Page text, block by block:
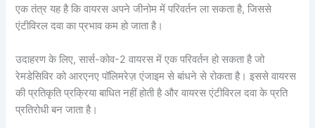
एक तंत्र यह है कि वायरस अपने जीनोम में परिवर्तन ला सकता है, जिससे
एंटीविरल दवा का प्रभाव कम हो जाता है।
उदाहरण के लिए, सार्स-कोव-2 वायरस में एक परिवर्तन हो सकता है जो
रेमडेसिविर को आरएनए पॉलिमरेज़ एंजाइम से बांधने से रोकता है। इससे वायरस
की प्रतिकृति प्रक्रिया बाधित नहीं होती है और वायरस एंटीविरल दवा के प्रति
प्रतिरोधी बन जाता है।